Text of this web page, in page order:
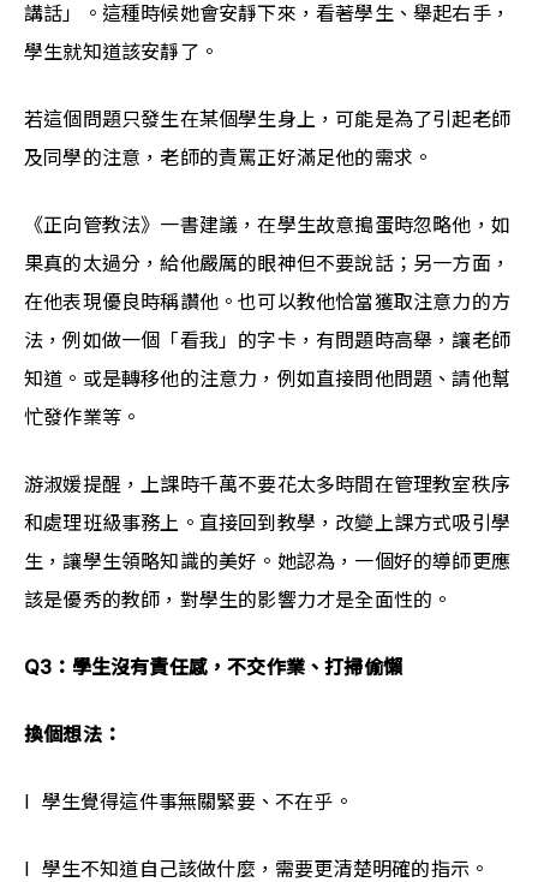
講話」。這種時候她會安靜下來，看著學生、舉起右手，
學生就知道該安靜了。
若這個問題只發生在某個學生身上，可能是為了引起老師
及同學的注意，老師的責罵正好滿足他的需求。
《正向管教法》一書建議，在學生故意搗蛋時忽略他，如
果真的太過分，給他嚴厲的眼神但不要說話；另一方面，
在他表現優良時稱讚他。也可以教他恰當獲取注意力的方
法，例如做一個「看我」的字卡，有問題時高舉，讓老師
知道。或是轉移他的注意力，例如直接問他問題、請他幫
忙發作業等。
游淑媛提醒，上課時千萬不要花太多時間在管理教室秩序
和處理班級事務上。直接回到教學，改變上課方式吸引學
生，讓學生領略知識的美好。她認為，一個好的導師更應
該是優秀的教師，對學生的影響力才是全面性的。
Q3：學生沒有責任感，不交作業、打掃偷懶
換個想法：
l  學生覺得這件事無關緊要、不在乎。
l  學生不知道自己該做什麼，需要更清楚明確的指示。